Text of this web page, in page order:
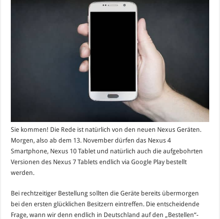
Sie kommen! Die Rede ist natürlich von den neuen Nexus Geräten.
Morgen, also ab dem 13. November dürfen das Nexus 4
Smartphone, Nexus 10 Tablet und natürlich auch die aufgebohrten
Versionen des Nexus 7 Tablets endlich via Google Play bestellt
werden.
Bei rechtzeitiger Bestellung sollten die Geräte bereits übermorgen
bei den ersten glücklichen Besitzern eintreffen. Die entscheidende
Frage, wann wir denn endlich in Deutschland auf den „Bestellen“-